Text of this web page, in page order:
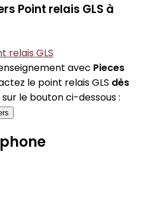
Point relais GLS à
relais GLS
avec Pieces
le point relais GLS dès
le bouton ci-dessous :